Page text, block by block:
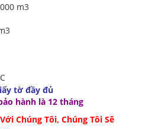
m3
tờ đầy đủ
hành là 12 tháng
Chúng Tôi, Chúng Tôi Sẽ